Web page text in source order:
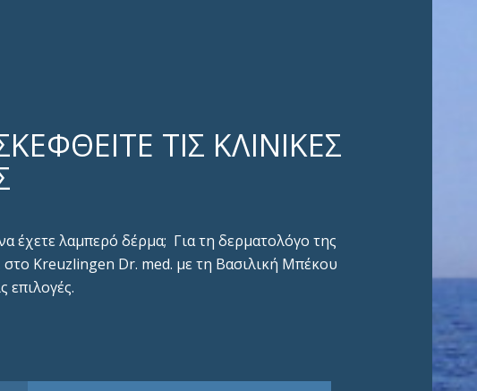
ΤΙΣ ΚΛΙΝΙΚΕΣ
έχετε λαμπερό δέρμα; Για τη δερματολόγο της
στο Kreuzlingen Dr. med. με τη Βασιλική Μπέκου
επιλογές.